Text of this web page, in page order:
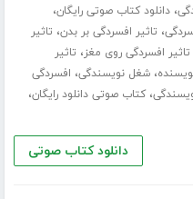
،دانلود کتاب صوتی رایگان،
، تاثیر افسردگی بر بدن، تاثیر
تاثیر افسردگی روی مغز، تاثیر
،شغل نویسندگی، افسردگی
،کتاب صوتی دانلود رایگان،
دانلود کتاب صوتی